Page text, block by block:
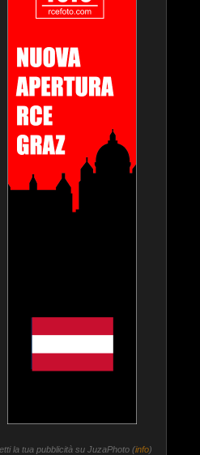
la tua pubblicità su JuzaPhoto (info)